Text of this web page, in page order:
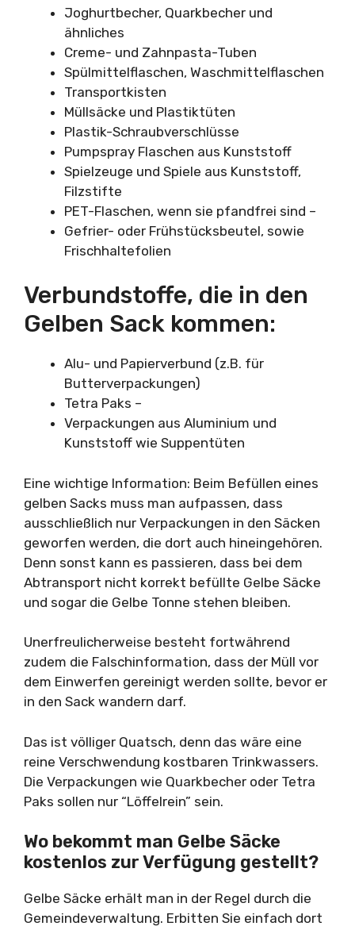
Joghurtbecher, Quarkbecher und
ähnliches
Creme- und Zahnpasta-Tuben
Spülmittelflaschen, Waschmittelflaschen
Transportkisten
Müllsäcke und Plastiktüten
Plastik-Schraubverschlüsse
Pumpspray Flaschen aus Kunststoff
Spielzeuge und Spiele aus Kunststoff,
Filzstifte
PET-Flaschen, wenn sie pfandfrei sind –
Gefrier- oder Frühstücksbeutel, sowie
Frischhaltefolien
Verbundstoffe, die in den
Gelben Sack kommen:
Alu- und Papierverbund (z.B. für
Butterverpackungen)
Tetra Paks –
Verpackungen aus Aluminium und
Kunststoff wie Suppentüten
Eine wichtige Information: Beim Befüllen eines
gelben Sacks muss man aufpassen, dass
ausschließlich nur Verpackungen in den Säcken
geworfen werden, die dort auch hineingehören.
Denn sonst kann es passieren, dass bei dem
Abtransport nicht korrekt befüllte Gelbe Säcke
und sogar die Gelbe Tonne stehen bleiben.
Unerfreulicherweise besteht fortwährend
zudem die Falschinformation, dass der Müll vor
dem Einwerfen gereinigt werden sollte, bevor er
in den Sack wandern darf.
Das ist völliger Quatsch, denn das wäre eine
reine Verschwendung kostbaren Trinkwassers.
Die Verpackungen wie Quarkbecher oder Tetra
Paks sollen nur “Löffelrein” sein.
Wo bekommt man Gelbe Säcke
kostenlos zur Verfügung gestellt?
Gelbe Säcke erhält man in der Regel durch die
Gemeindeverwaltung. Erbitten Sie einfach dort